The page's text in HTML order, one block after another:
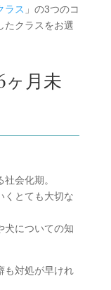
ラス 」の3つのコ
たクラスをお選
月未
会化期。
くとても大切な
犬についての知
も対処が早けれ